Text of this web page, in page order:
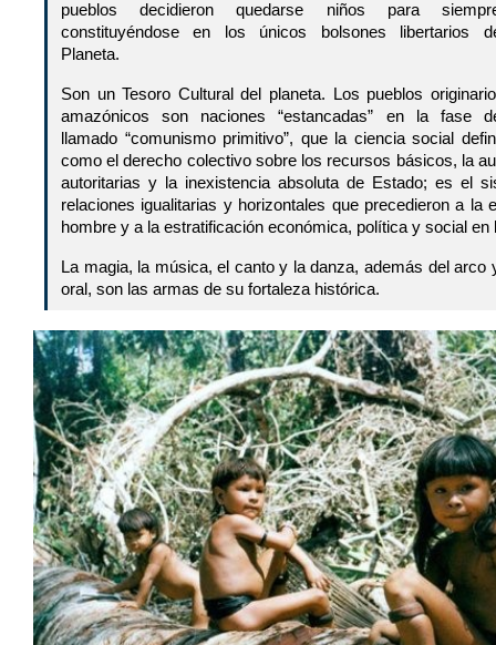
pueblos decidieron quedarse niños para
constituyéndose en los únicos bolsones libertarios
Planeta.
Son un Tesoro Cultural del planeta. Los pueblos
amazónicos son naciones “estancadas” en la fase
llamado “comunismo primitivo”, que la ciencia social
como el derecho colectivo sobre los recursos básicos, la
autoritarias y la inexistencia absoluta de Estado; es el
relaciones igualitarias y horizontales que precedieron a la
hombre y a la estratificación económica, política y social en
La magia, la música, el canto y la danza, además del arco
oral, son las armas de su fortaleza histórica.